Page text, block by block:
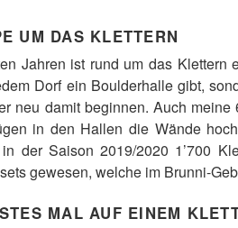
UM DAS KLETTERN
Jahren ist rund um das Klettern
Dorf ein Boulderhalle gibt,
neu damit beginnen. Auch
in den Hallen die Wände
der Saison 2019/2020 1’700
gewesen, welche im Brunni-
MAL AUF EINEM